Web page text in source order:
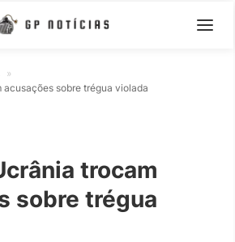
»
acusações sobre trégua violada
trocam
sobre trégua